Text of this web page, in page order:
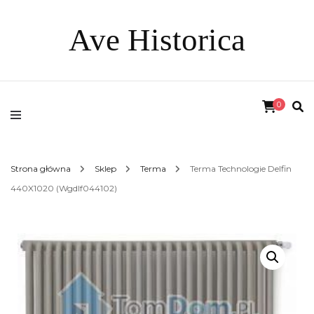
Ave Historica
0
Strona główna Sklep Terma
Terma Technologie Delfin
440X1020 (Wgdlf044102)